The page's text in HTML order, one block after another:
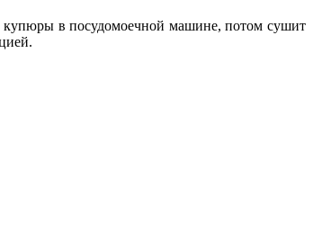
купюры в посудомоечной машине, потом сушит